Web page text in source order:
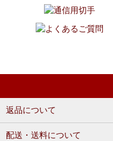
返品について
配送・送料について